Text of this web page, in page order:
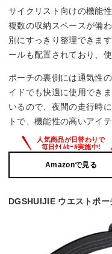
サイクリスト向けの機能
複数の収納スペースが備
別にすっきり整理できま
ールも配置されており、
ポーチの裏側には通気性
イドでも快適に使用でき
いるので、夜間の走行時
トで、機能性の高いアイ
Amazonで見る
DGSHUIJIE ウエストポー